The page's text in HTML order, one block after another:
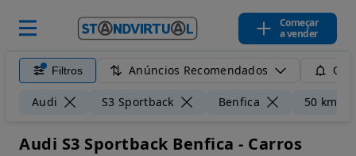
Começar
a vender
Filtros Anúncios Recomendados
Audi S3 Sportback Benfica 50 km
Audi S3 Sportback Benfica - Carros